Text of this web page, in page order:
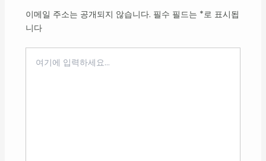
이메일 주소는 공개되지 않습니다. 필수 필드는 *로 표시됩
니다